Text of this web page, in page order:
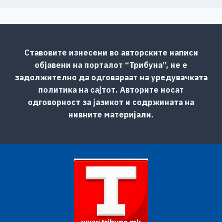
Ставовите изнесени во авторските написи
објавени на порталот “Трибуна”, не е
задолжително да одговараат на уредувачката
политика на сајтот. Авторите носат
одговорност за јазикот и содржината на
нивните материјали.